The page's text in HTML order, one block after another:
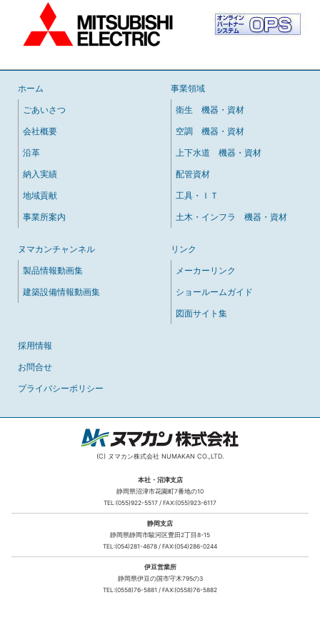
ホーム
ごあいさつ
会社概要
沿革
納入実績
地域貢献
事業所案内
事業領域
衛生 機器・資材
空調 機器・資材
上下水道 機器・資材
配管資材
工具・ＩＴ
土木・インフラ 機器・資材
ヌマカンチャンネル
製品情報動画集
建築設備情報動画集
リンク
メーカーリンク
ショールームガイド
図面サイト集
採用情報
お問合せ
プライバシーポリシー
(C) ヌマカン株式会社 NUMAKAN CO.,LTD.
本社・沼津支店
静岡県沼津市花園町7番地の10
TEL:(055)922-5517 / FAX:(055)923-6117
静岡支店
静岡県静岡市駿河区豊田2丁目8-15
TEL:(054)281-4678 / FAX:(054)286-0244
伊豆営業所
静岡県伊豆の国市守木795の3
TEL:(0558)76-5881 / FAX:(0558)76-5882